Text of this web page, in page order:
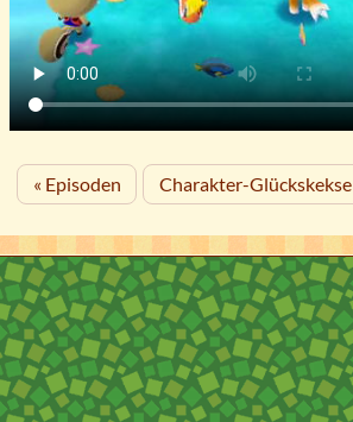
« Episoden Charakter-Glückskekse